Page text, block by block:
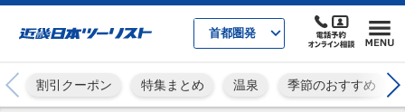
首都圏発
割引クーポン 特集まとめ 温泉 季節のおすすめ